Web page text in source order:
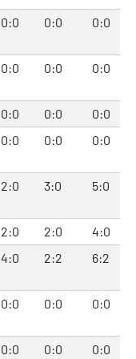
0:0 0:0 0:0
0:0 0:0 0:0
0:0 0:0
0:0
0:0 0:0 0:0
2:0 3:0 5:0
2:0 2:0
4:0
4:0 2:2 6:2
0:0 0:0 0:0
0:0 0:0 0:0